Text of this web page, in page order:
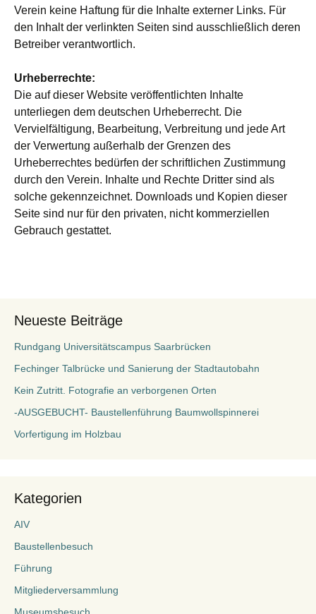
Verein keine Haftung für die Inhalte externer Links. Für
den Inhalt der verlinkten Seiten sind ausschließlich deren
Betreiber verantwortlich.
Urheberrechte:
Die auf dieser Website veröffentlichten Inhalte
unterliegen dem deutschen Urheberrecht. Die
Vervielfältigung, Bearbeitung, Verbreitung und jede Art
der Verwertung außerhalb der Grenzen des
Urheberrechtes bedürfen der schriftlichen Zustimmung
durch den Verein. Inhalte und Rechte Dritter sind als
solche gekennzeichnet. Downloads und Kopien dieser
Seite sind nur für den privaten, nicht kommerziellen
Gebrauch gestattet.
Neueste Beiträge
Rundgang Universitätscampus Saarbrücken
Fechinger Talbrücke und Sanierung der Stadtautobahn
Kein Zutritt. Fotografie an verborgenen Orten
-AUSGEBUCHT- Baustellenführung Baumwollspinnerei
Vorfertigung im Holzbau
Kategorien
AIV
Baustellenbesuch
Führung
Mitgliederversammlung